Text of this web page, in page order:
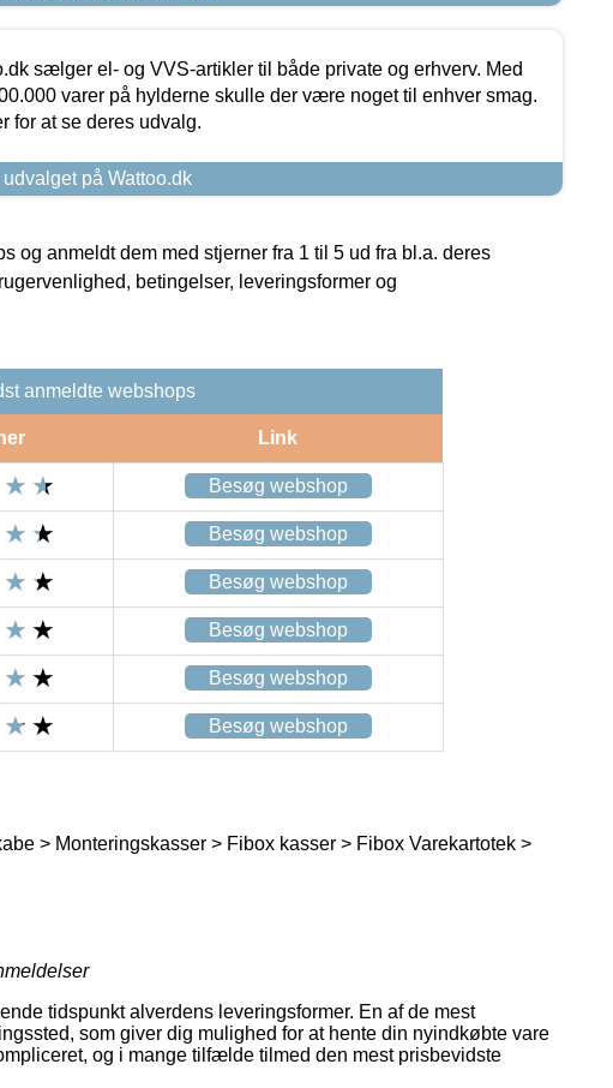
sælger el- og VVS-artikler til både private og erhverv. Med
varer på hylderne skulle der være noget til enhver smag.
for at se deres udvalg.
udvalget på Wattoo.dk
og anmeldt dem med stjerner fra 1 til 5 ud fra bl.a. deres
betingelser, leveringsformer og
anmeldte webshops
Link
Besøg webshop
Besøg webshop
Besøg webshop
Besøg webshop
Besøg webshop
Besøg webshop
> Monteringskasser > Fibox kasser > Fibox Varekartotek >
tidspunkt alverdens leveringsformer. En af de mest
som giver dig mulighed for at hente din nyindkøbte vare
og i mange tilfælde tilmed den mest prisbevidste